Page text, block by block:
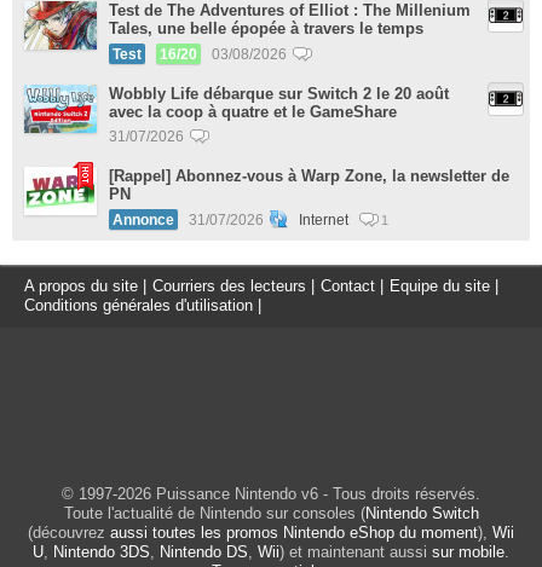
Test de The Adventures of Elliot : The Millenium
Tales, une belle épopée à travers le temps
Test 16/20 03/08/2026
Wobbly Life débarque sur Switch 2 le 20 août
avec la coop à quatre et le GameShare
31/07/2026
[Rappel] Abonnez-vous à Warp Zone, la newsletter de
PN
Annonce 31/07/2026 Internet 1
A propos du site Courriers des lecteurs Contact Equipe du site
Conditions générales d'utilisation
© 1997-2026 Puissance Nintendo v6 - Tous droits réservés.
Toute l'actualité de Nintendo sur consoles (Nintendo Switch
(découvrez aussi toutes les promos Nintendo eShop du moment), Wii
U, Nintendo 3DS, Nintendo DS, Wii) et maintenant aussi sur mobile.